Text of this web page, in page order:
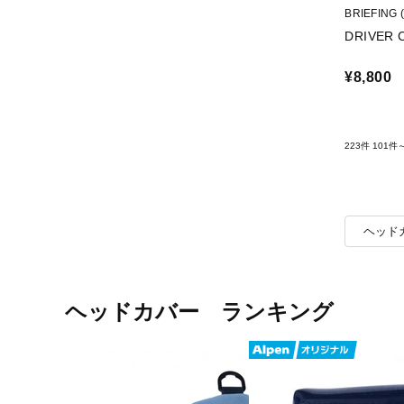
BRIEFING
DRIVER
¥8,800
223件 101件
ヘッド
ヘッドカバー ランキング